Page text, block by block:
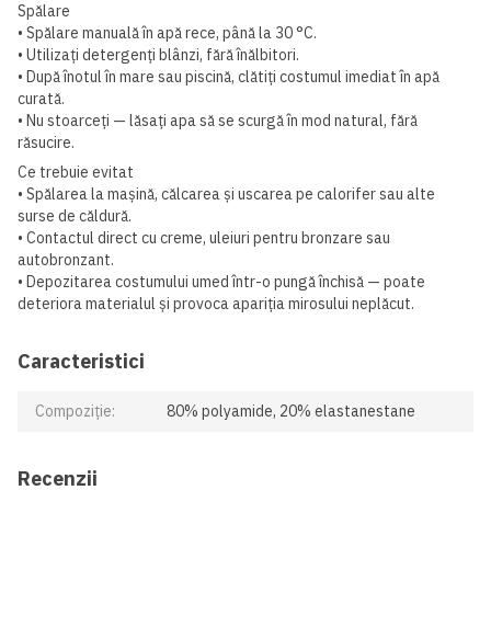
Spălare
• Spălare manuală în apă rece, până la 30 °C.
• Utilizați detergenți blânzi, fără înălbitori.
• După înotul în mare sau piscină, clătiți costumul imediat în apă
curată.
• Nu stoarceți — lăsați apa să se scurgă în mod natural, fără
răsucire.
Ce trebuie evitat
• Spălarea la mașină, călcarea și uscarea pe calorifer sau alte
surse de căldură.
• Contactul direct cu creme, uleiuri pentru bronzare sau
autobronzant.
• Depozitarea costumului umed într-o pungă închisă — poate
deteriora materialul și provoca apariția mirosului neplăcut.
Caracteristici
Compoziție: 80% polyamide, 20% elastanestane
Recenzii